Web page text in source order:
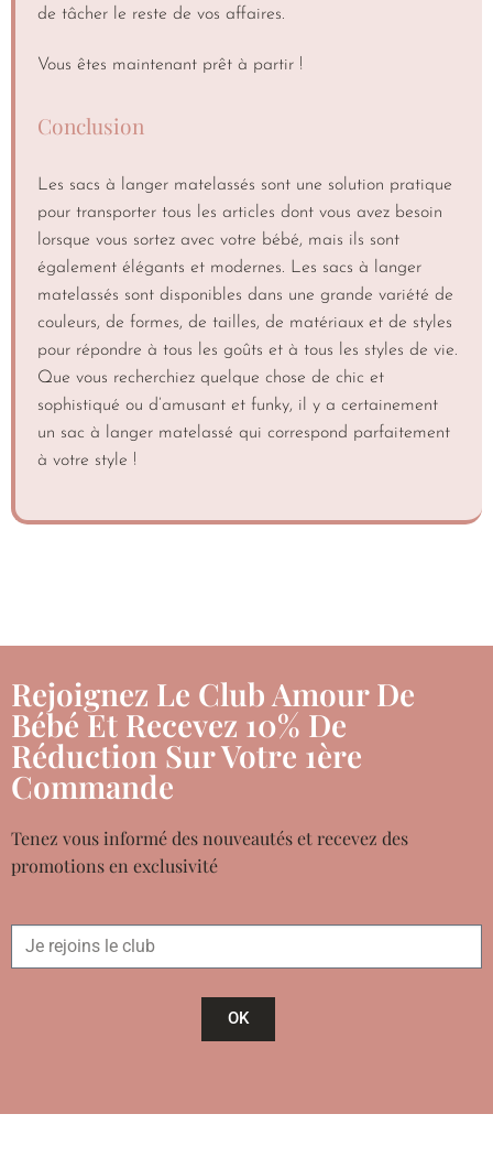
de tâcher le reste de vos affaires.
Vous êtes maintenant prêt à partir !
Conclusion
Les sacs à langer matelassés sont une solution pratique
pour transporter tous les articles dont vous avez besoin
lorsque vous sortez avec votre bébé, mais ils sont
également élégants et modernes. Les sacs à langer
matelassés sont disponibles dans une grande variété de
couleurs, de formes, de tailles, de matériaux et de styles
pour répondre à tous les goûts et à tous les styles de vie.
Que vous recherchiez quelque chose de chic et
sophistiqué ou d’amusant et funky, il y a certainement
un sac à langer matelassé qui correspond parfaitement
à votre style !
Rejoignez Le Club Amour De
Bébé Et Recevez 10% De
Réduction Sur Votre 1ère
Commande
Tenez vous informé des nouveautés et recevez des
promotions en exclusivité
OK